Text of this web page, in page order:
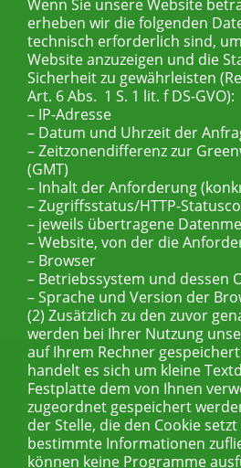
Wenn Sie unsere Website
erheben wir die folgenden
technisch erforderlich sind,
Website anzuzeigen und die
Sicherheit zu gewährleisten
Art. 6 Abs. 1 S. 1 lit. f DS-GVO):
– IP-Adresse
– Datum und Uhrzeit der
– Zeitzonendifferenz zur
(GMT)
– Inhalt der Anforderung
– Zugriffsstatus/HTTP-
– jeweils übertragene
– Website, von der die
– Browser
– Betriebssystem und dessen
– Sprache und Version der
(2) Zusätzlich zu den zuvor
werden bei Ihrer Nutzung
auf Ihrem Rechner
handelt es sich um kleine
Festplatte dem von Ihnen
zugeordnet gespeichert
der Stelle, die den Cookie
bestimmte Informationen
können keine Programme